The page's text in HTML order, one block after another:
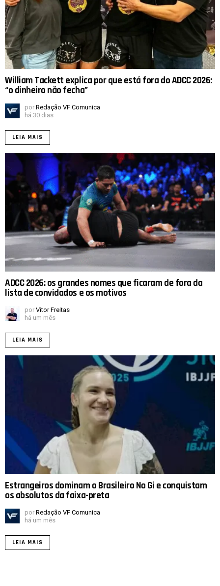
William Tackett explica por que está fora do ADCC 2026:
“o dinheiro não fecha”
por Redação VF Comunica
há 30 dias
LEIA MAIS
ADCC 2026: os grandes nomes que ficaram de fora da
lista de convidados e os motivos
por Vitor Freitas
há um mês
LEIA MAIS
Estrangeiros dominam o Brasileiro No Gi e conquistam
os absolutos da faixa-preta
por Redação VF Comunica
há um mês
LEIA MAIS